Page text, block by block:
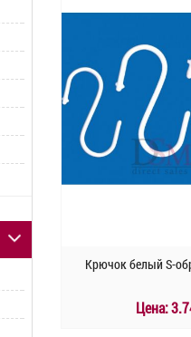
Крючок белый S-
Цена: